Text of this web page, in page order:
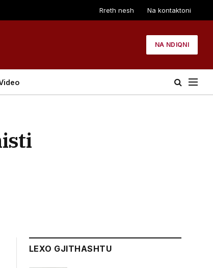
Rreth nesh Na kontaktoni
NA NDIQNI
LEXO GJITHASHTU